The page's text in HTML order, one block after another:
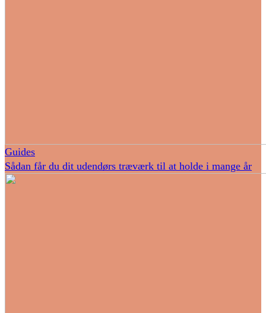
Guides
Sådan får du dit udendørs træværk til at holde i mange år